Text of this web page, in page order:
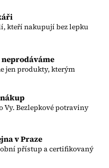
kteří nakupují bez lepku
neprodáváme
jen produkty, kterým
Vy. Bezlepkové potraviny
v Praze
přístup a certifikovaný